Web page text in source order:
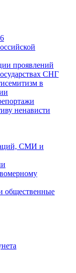
проявлений
СНГ
в
ненависти
СМИ и
общественные